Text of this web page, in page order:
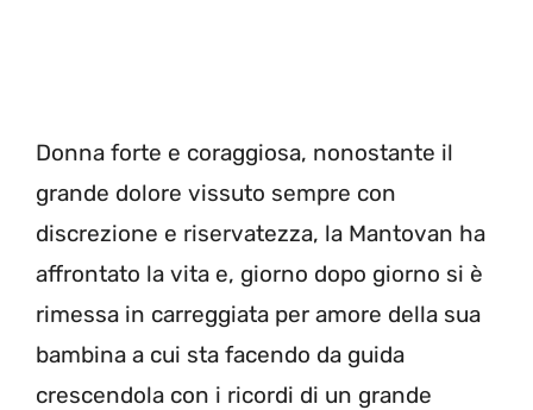
Donna forte e coraggiosa, nonostante il
grande dolore vissuto sempre con
discrezione e riservatezza, la Mantovan ha
affrontato la vita e, giorno dopo giorno si è
rimessa in carreggiata per amore della sua
bambina a cui sta facendo da guida
crescendola con i ricordi di un grande